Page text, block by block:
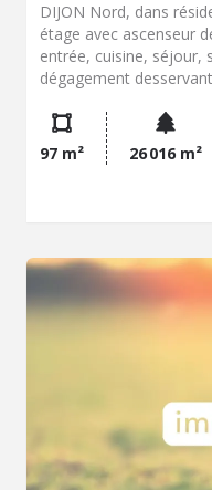
DIJON Nord, dans
étage avec ascenseur
entrée, cuisine, séjour,
dégagement
double vitrage PVC.
Stationnement sur la
97 m² 26 016 m²